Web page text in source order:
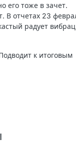
его тоже в зачет.
В отчетах 23
радует
к итоговым